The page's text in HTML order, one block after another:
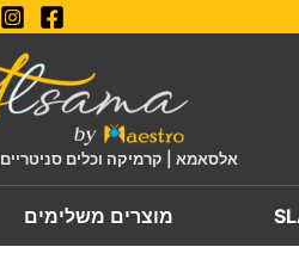
אלסאמא | קרמיקה וכלים סניטריים
מוצרים משלימים